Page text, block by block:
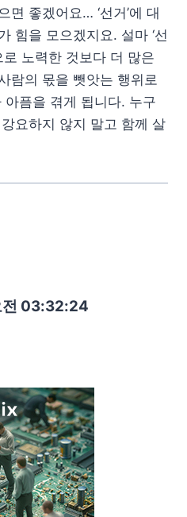
면 좋겠어요… ‘선거’에 대
힘을 모으겠지요. 설마 ‘선
로 노력한 것보다 더 많은
람의 몫을 뺏앗는 행위로
픔을 겪게 됩니다. 누구
요하지 않지 말고 함께 살
전 03:32:25